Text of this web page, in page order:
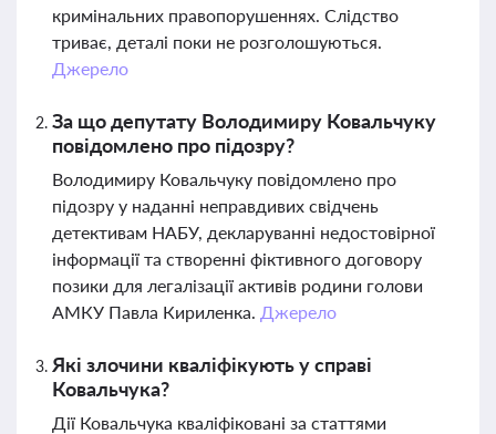
кримінальних правопорушеннях. Слідство
триває, деталі поки не розголошуються.
Джерело
За що депутату Володимиру Ковальчуку
повідомлено про підозру?
Володимиру Ковальчуку повідомлено про
підозру у наданні неправдивих свідчень
детективам НАБУ, декларуванні недостовірної
інформації та створенні фіктивного договору
позики для легалізації активів родини голови
АМКУ Павла Кириленка. Джерело
Які злочини кваліфікують у справі
Ковальчука?
Дії Ковальчука кваліфіковані за статтями